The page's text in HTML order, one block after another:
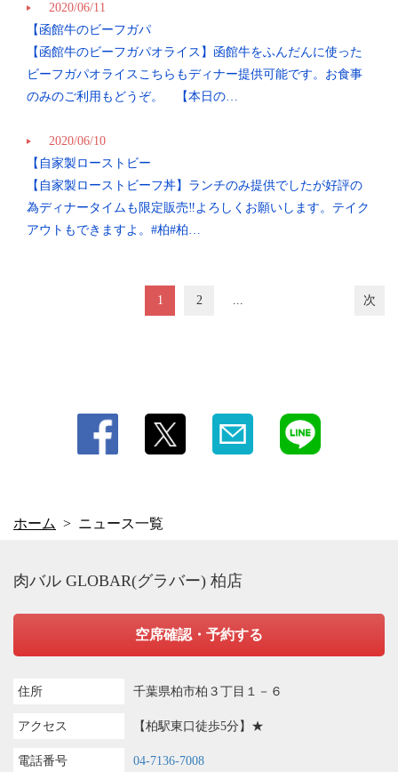
2020/06/11
【函館牛のビーフガパ
【函館牛のビーフガパオライス】函館牛をふんだんに使った
ビーフガパオライスこちらもディナー提供可能です。お食事
のみのご利用もどうぞ。 【本日の…
2020/06/10
【自家製ローストビー
【自家製ローストビーフ丼】ランチのみ提供でしたが好評の
為ディナータイムも限定販売‼︎よろしくお願いします。テイク
アウトもできますよ。#柏#柏…
1 2 ... 次
ホーム ニュース一覧
肉バル GLOBAR(グラバー) 柏店
空席確認・予約する
住所 千葉県柏市柏３丁目１－６
アクセス 【柏駅東口徒歩5分】★
電話番号 04-7136-7008